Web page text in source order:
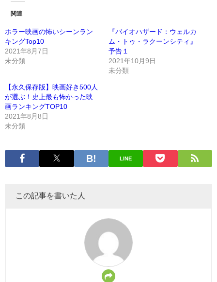
関連
ホラー映画の怖いシーンラン
キングTop10
2021年8月7日
未分類
『バイオハザード：ウェルカ
ム・トゥ・ラクーンシティ』
予告１
2021年10月9日
未分類
【永久保存版】映画好き500人
が選ぶ！史上最も怖かった映
画ランキングTOP10
2021年8月8日
未分類
LINE
この記事を書いた人